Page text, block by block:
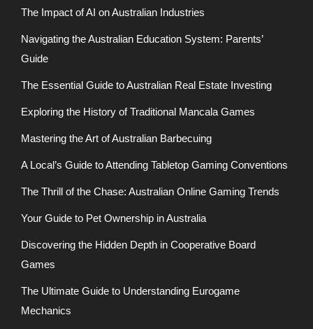
The Impact of AI on Australian Industries
Navigating the Australian Education System: Parents’
Guide
The Essential Guide to Australian Real Estate Investing
Exploring the History of Traditional Mancala Games
Mastering the Art of Australian Barbecuing
A Local’s Guide to Attending Tabletop Gaming Conventions
The Thrill of the Chase: Australian Online Gaming Trends
Your Guide to Pet Ownership in Australia
Discovering the Hidden Depth in Cooperative Board
Games
The Ultimate Guide to Understanding Eurogame
Mechanics